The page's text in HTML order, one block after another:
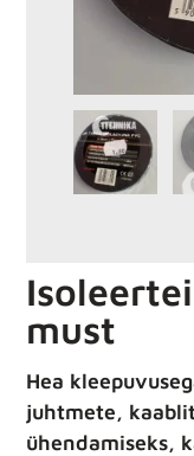
must
Hea
juhtmete,
ühendamiseks,